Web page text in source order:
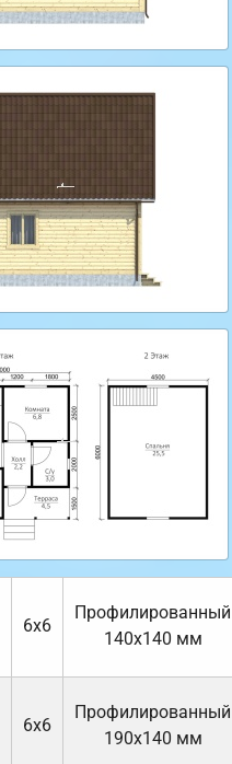
6х6
Профилированный
140х140 мм
6х6
Профилированный
190х140 мм